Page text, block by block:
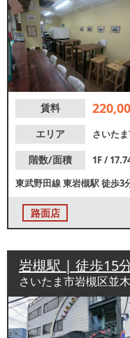
賃料
エリア
さいた
階数/面積
1F /
東武野田線東岩槻駅徒歩3
路面店
岩槻駅 | 徒歩15
さいたま市岩槻区並